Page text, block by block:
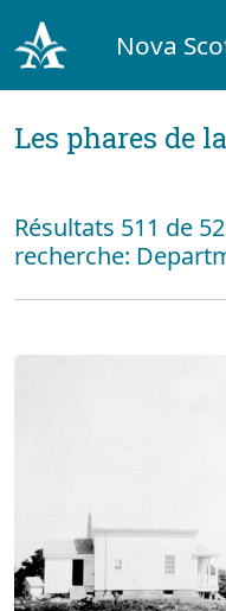
Nova
Les phares de
Résultats 511 de
recherche: